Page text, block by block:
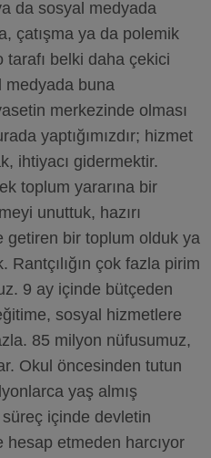
da sosyal medyada
çatışma ya da polemik
tarafı belki daha çekici
medyada buna
merkezinde olması
yaptığımızdır; hizmet
ihtiyacı gidermektir.
toplum yararına bir
unuttuk, hazırı
getiren bir toplum olduk ya
Rantçılığın çok fazla pirim
9 ay içinde bütçeden
sosyal hizmetlere
85 milyon nüfusumuz,
Okul öncesinden tutun
yaş almış
içinde devletin
etmeden harcıyor